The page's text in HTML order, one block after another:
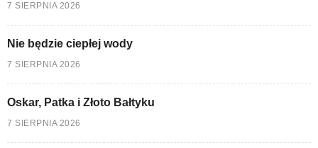
7 SIERPNIA 2026
Nie będzie ciepłej wody
7 SIERPNIA 2026
Oskar, Patka i Złoto Bałtyku
7 SIERPNIA 2026